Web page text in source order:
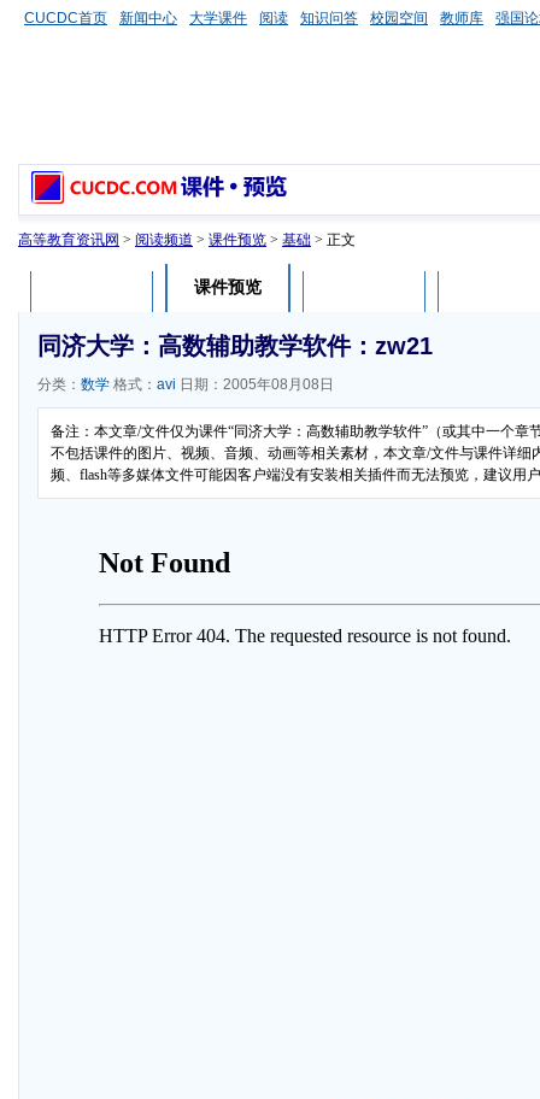
CUCDC首页 新闻中心 大学课件 阅读 知识问答 校园空间 教师库 强国
高等教育资讯网 > 阅读频道 > 课件预览 > 基础 > 正文
课件预览
同济大学：高数辅助教学软件：zw21
分类： 数学 格式： avi 日期：2005年08月08日
备注：本文章/文件仅为课件“同济大学：高数辅助教学软件”（或其中一个章
不包括课件的图片、视频、音频、动画等相关素材，本文章/文件与课件详细
频、flash等多媒体文件可能因客户端没有安装相关插件而无法预览，建议用